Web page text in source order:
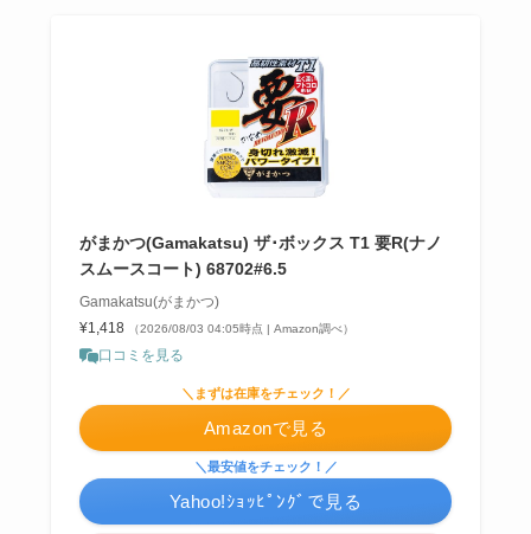
がまかつ(Gamakatsu) ザ･ボックス T1 要R(ナノ
スムースコート) 68702#6.5
Gamakatsu(がまかつ)
¥1,418
（2026/08/03 04:05時点 | Amazon調べ）
口コミを見る
＼まずは在庫をチェック！／
Amazonで見る
＼最安値をチェック！／
Yahoo!ｼｮｯﾋﾟﾝｸﾞで見る